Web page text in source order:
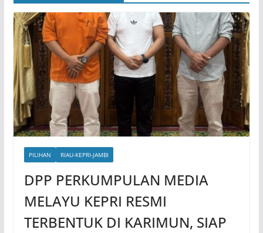
PILIHAN RIAU-KEPRI-JAMBI
DPP PERKUMPULAN MEDIA
MELAYU KEPRI RESMI
TERBENTUK DI KARIMUN, SIAP